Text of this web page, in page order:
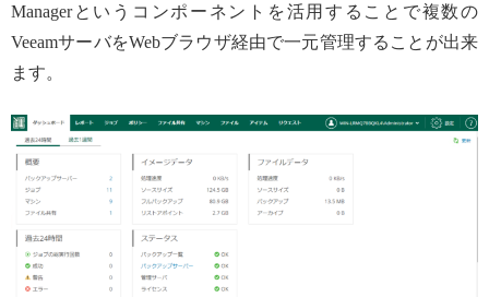
Managerというコンポーネントを活用することで複数の
VeeamサーバをWebブラウザ経由で一元管理することが出来
ます。